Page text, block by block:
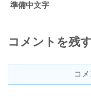
準備中文字
コメントを残
コ